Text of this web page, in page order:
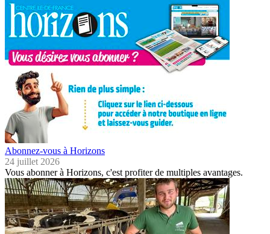
Abonnez-vous à Horizons
24 juillet 2026
Vous abonner à Horizons, c'est profiter de multiples avantages.